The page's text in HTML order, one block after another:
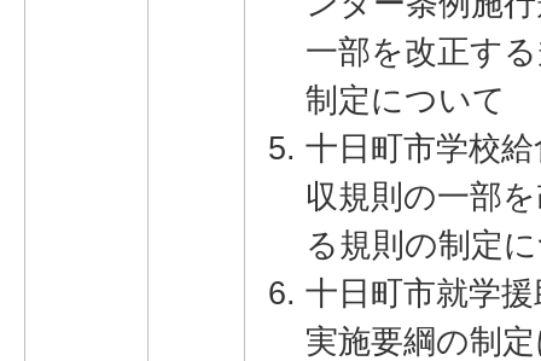
一部を改正す
制定について
十日町市学校
収規則の一部
る規則の制定
十日町市就学
実施要綱の制